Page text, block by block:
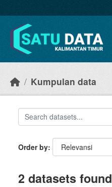
Kumpulan data
Order by
2 datasets found